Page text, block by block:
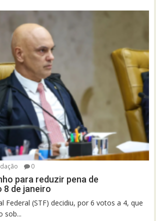
0
para reduzir pena de
8 de janeiro
Federal (STF) decidiu, por 6 votos a 4, que
sob...